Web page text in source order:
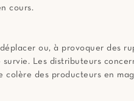
cours.
ou, à provoquer des
Les distributeurs
des producteurs en